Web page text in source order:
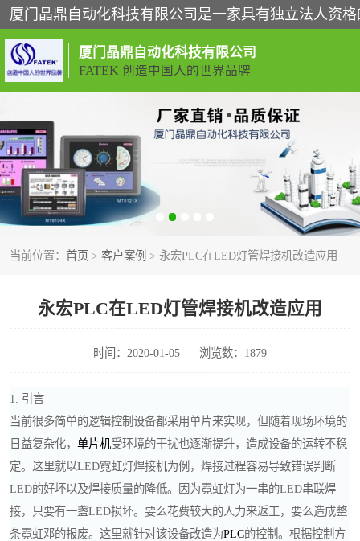
厦门晶鼎自动化科技有限公司
FATEK 创造中国人的世界品牌
当前位置： 首页 > 客户案例 > 永宏PLC在LED灯管焊接机改造应用
永宏PLC在LED灯管焊接机改造应用
时间：2020-01-05 浏览数：1879
1. 引言
当前很多简单的逻辑控制设备都采用单片来实现，但随着现场环境的
日益复杂化， 单片机受环境的干扰也逐渐提升，造成设备的运转不稳
定。这里就以LED霓虹灯焊接机为例，焊接过程容易导致错误判断
LED的好坏以及焊接质量的降低。因为霓虹灯为一串的LED串联焊
接，只要有一盏LED损坏。要么花费较大的人力来返工，要么造成整
条霓虹邓的报废。这里就针对该设备改造为PLC的控制。根据控制方
闽台永宏PLC
正弦变频器正弦伺服
ABB电流开关
丹佛斯变频器
魏德米勒开关电源
ABB
克罗地亚
魏德米勒继电器